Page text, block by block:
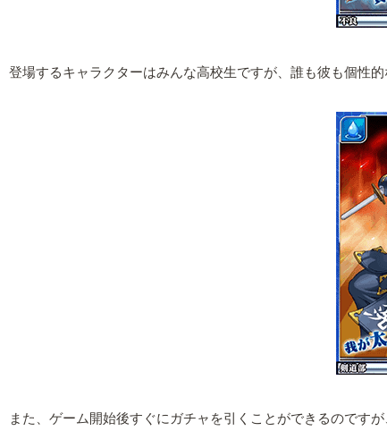
登場するキャラクターはみんな高校生ですが、誰も彼も個性
また、ゲーム開始後すぐにガチャを引くことができるのです